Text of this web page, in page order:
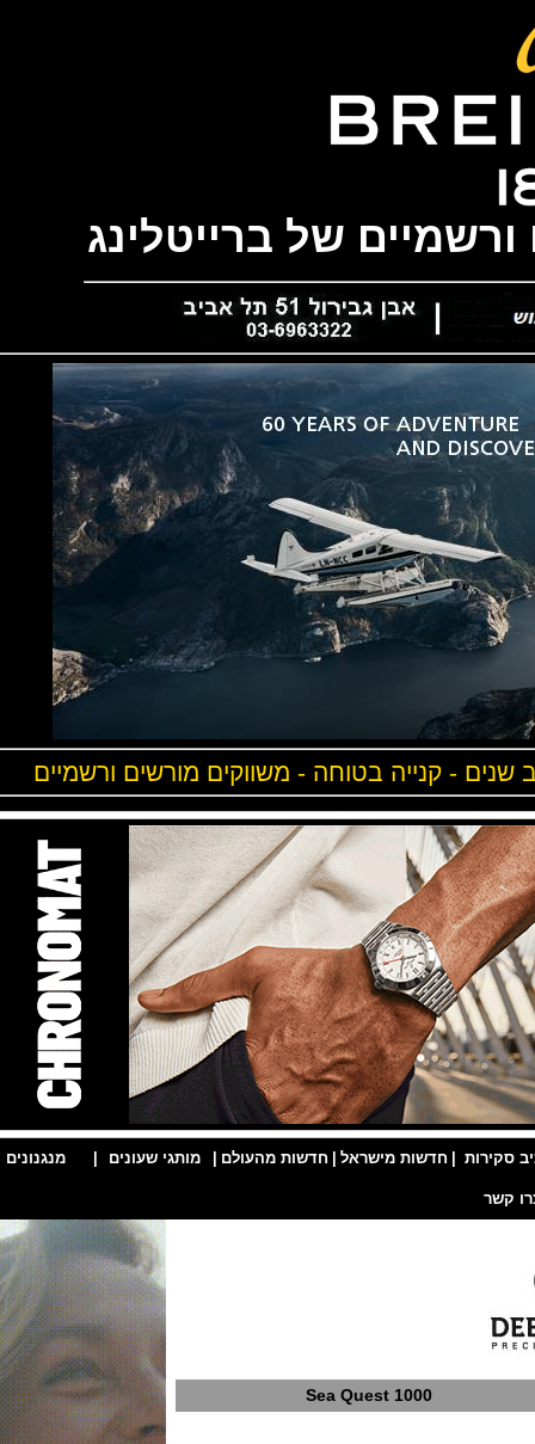
של ברייטלינג
- קנייה בטוחה - משווקים מורשים ורשמיים
| חדשות מישראל | חדשות מהעולם | מותגי שעונים | מנגנונים |
Sea Quest 1000